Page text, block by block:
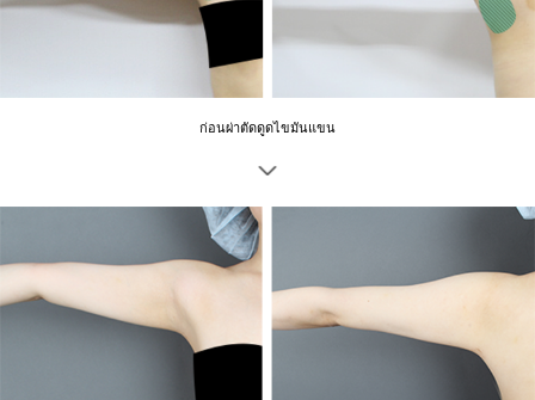
ก่อนผ่าตัดดูดไขมันแขน